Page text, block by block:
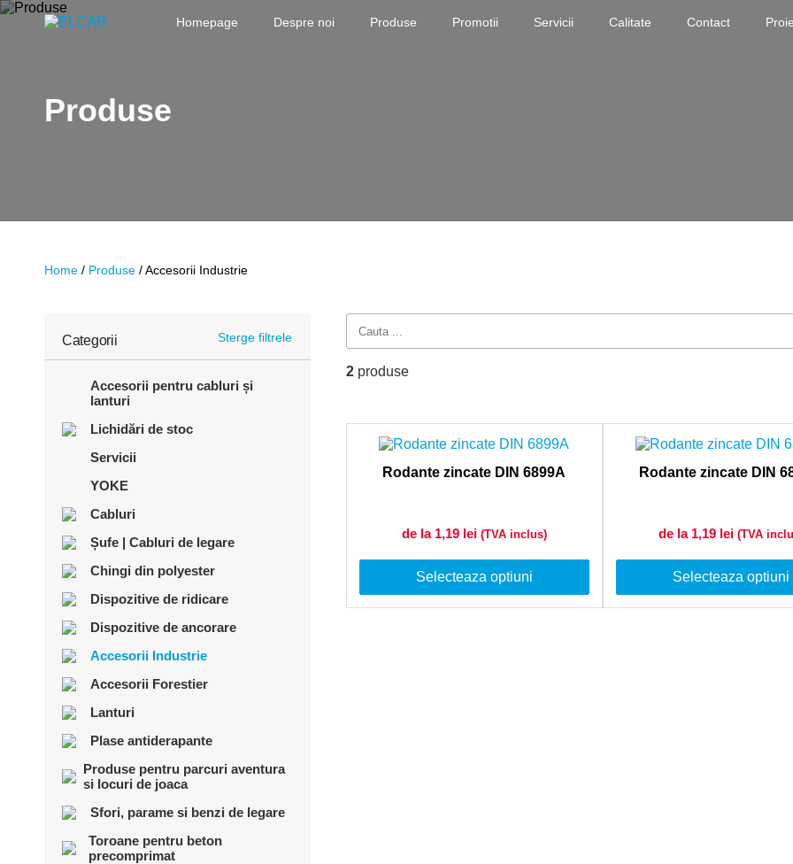
Sari la conținut
Homepage Despre noi Produse Promotii Servicii Calitate Contact
Produse
Home / Produse / Accesorii Industrie
Categorii Sterge filtrele
Accesorii pentru cabluri și
lanturi
Lichidări de stoc
Servicii
YOKE
Cabluri
Șufe | Cabluri de legare
Chingi din polyester
Dispozitive de ridicare
Dispozitive de ancorare
Accesorii Industrie
Accesorii Forestier
Lanturi
Plase antiderapante
Produse pentru parcuri aventura
si locuri de joaca
Sfori, parame si benzi de legare
Toroane pentru beton
precomprimat
2 produse
Rodante zincate DIN 6899A
de la 1,19 lei (TVA inclus)
Selecteaza optiuni
Rodante zincate DIN
de la 1,19 lei (TVA
Selecteaza optiuni